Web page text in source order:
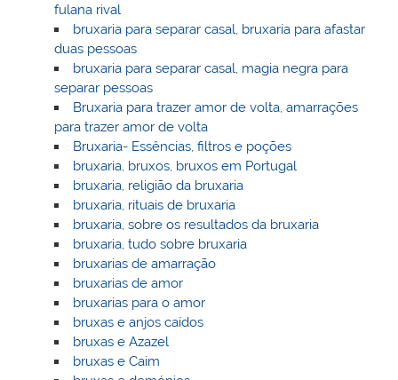
fulana rival
bruxaria para separar casal, bruxaria para afastar
duas pessoas
bruxaria para separar casal, magia negra para
separar pessoas
Bruxaria para trazer amor de volta, amarrações
para trazer amor de volta
Bruxaria- Essências, filtros e poções
bruxaria, bruxos, bruxos em Portugal
bruxaria, religião da bruxaria
bruxaria, rituais de bruxaria
bruxaria, sobre os resultados da bruxaria
bruxaria, tudo sobre bruxaria
bruxarias de amarração
bruxarias de amor
bruxarias para o amor
bruxas e anjos caídos
bruxas e Azazel
bruxas e Caim